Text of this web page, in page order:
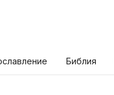
Библия